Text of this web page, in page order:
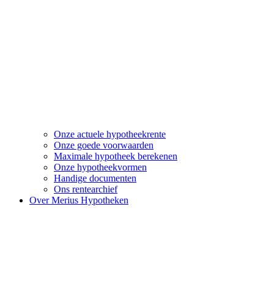
Onze actuele hypotheekrente
Onze goede voorwaarden
Maximale hypotheek berekenen
Onze hypotheekvormen
Handige documenten
Ons rentearchief
Over Merius Hypotheken